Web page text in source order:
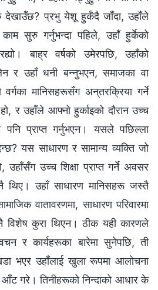
प्रभु येशू हुर्कँदै जाँदा, उहाँले
सुरु गर्नुभन्दा पहिले, उहाँ हुर्केको
बाह्र वर्षको उमेरपछि, उहाँको
र उहाँ धनी बन्‍नुभएन, समाजका वा
वर्गका मानिसहरूसँग अन्तरक्रिया गर्ने
र उहाँले आफ्नो हुर्काइको दौरान उच्च
पनि प्राप्त गर्नुभएन। यसले पछिल्ला
यस साधारण र सामान्य व्यक्ति जो
उहाँसँग उच्च शिक्षा प्राप्त गर्ने अवसर
उहाँ साधारण मानिसहरू जस्तै
वातावरणमा, साधारण परिवारमा
विशेष कुरा थिएन। ठीक यही कारणले
र कार्यहरूका बारेमा सुनेपछि, ती
भएर उहाँलाई खुला रूपमा आलोचना
आँट गरे। तिनीहरूको निन्दाको आधार के